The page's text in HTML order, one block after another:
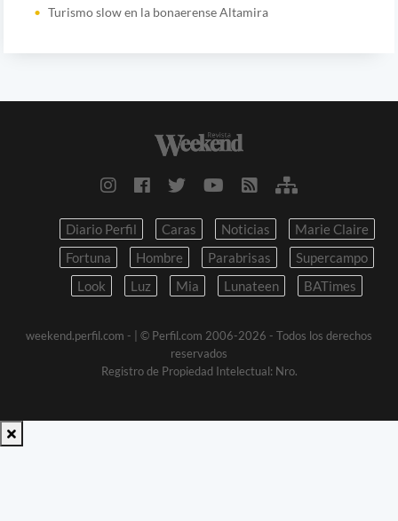
Turismo slow en la bonaerense Altamira
Diario Perfil Caras Noticias
Marie Claire
Fortuna
Hombre Parabrisas
Supercampo
Look
Luz Mia Lunateen BATimes
weekend.perfil.com -
| © Perfil.com 2006-2026 - Todos los derechos
reservados
Registro de Propiedad Intelectual: Nro.